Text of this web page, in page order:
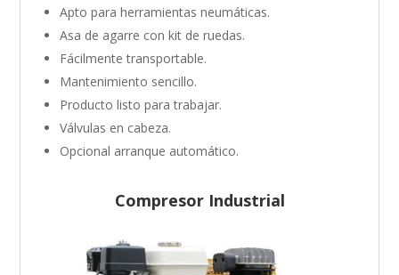
Apto para herramientas neumáticas.
Asa de agarre con kit de ruedas.
Fácilmente transportable.
Mantenimiento sencillo.
Producto listo para trabajar.
Válvulas en cabeza.
Opcional arranque automático.
Compresor Industrial